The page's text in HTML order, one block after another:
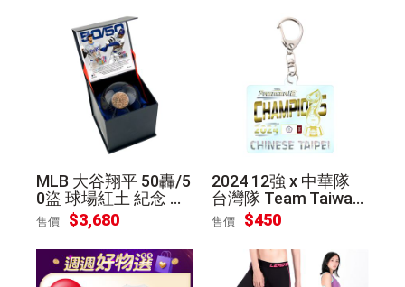
MLB 大谷翔平 50轟/5
0盜 球場紅土 紀念 水
晶球
售價 $3,680
2024 12強 x 中華隊
台灣隊 Team Taiwan
冠軍 金牌 紀念 鑰匙圈
售價 $450